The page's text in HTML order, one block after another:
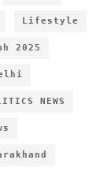
Lifestyle
2025
NEWS